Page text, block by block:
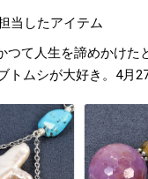
当したアイテム
つて人生を諦めかけた
ムシが大好き。4月27